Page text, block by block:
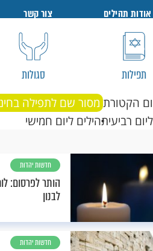
אודות תהילים צור קשר
תפילות סגולות
הקטורת מסור שם לתפילה
רביעיתהילים ליום חמישי
חדשות יהדות
הותר לפרסום:
לבנון
חדשות יהדות